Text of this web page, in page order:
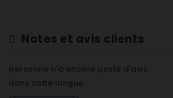
Notes et avis clients
personne n'a encore posté d'avis
dans cette langue